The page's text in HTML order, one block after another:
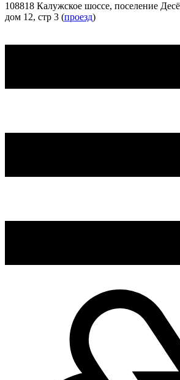
108818 Калужское шоссе, поселение
дом 12, стр 3 (проезд)